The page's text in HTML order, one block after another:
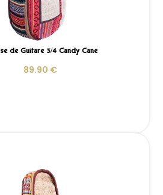
de Guitare 3/4 Candy Cane
89.90 €